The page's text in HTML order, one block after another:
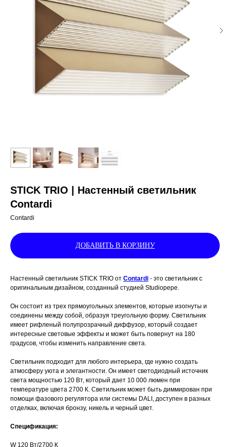
STICK TRIO | Настенный светильник
Contardi
Contardi
ДОБАВИТЬ В КОРЗИНУ
Настенный светильник STICK TRIO от Contardi - это светильник с
оригинальным дизайном, созданный студией Studiopepe.
Он состоит из трех прямоугольных элементов, которые изогнуты и
соединены между собой, образуя треугольную форму. Светильник
имеет рифленый полупрозрачный диффузор, который создает
интересные световые эффекты и может быть повернут на 180
градусов, чтобы изменить направление света.
Светильник подходит для любого интерьера, где нужно создать
атмосферу уюта и элегантности. Он имеет светодиодный источник
света мощностью 120 Вт, который дает 10 000 люмен при
температуре цвета 2700 К. Светильник может быть диммирован при
помощи фазового регулятора или системы DALI, доступен в разных
отделках, включая бронзу, никель и черный цвет.
Спецификация:
W 120 Вт/2700 К